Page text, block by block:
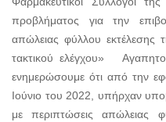
προβλήματος για την
απώλειας φύλλου εκτέλεσης
τακτικού ελέγχου»
ενημερώσουμε ότι από την
Ιούνιο του 2022, υπήρχαν
με περιπτώσεις απώλειας